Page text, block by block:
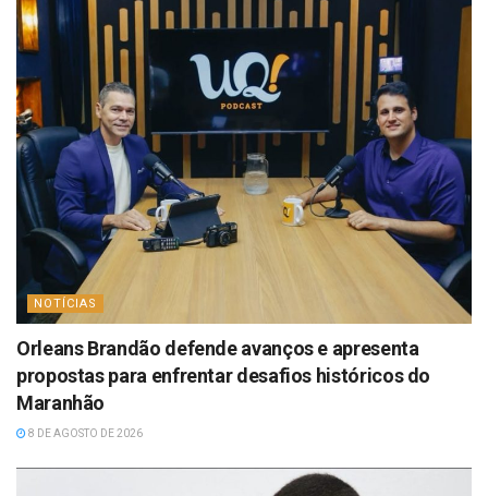
NOTÍCIAS
Orleans Brandão defende avanços e apresenta
propostas para enfrentar desafios históricos do
Maranhão
8 DE AGOSTO DE 2026